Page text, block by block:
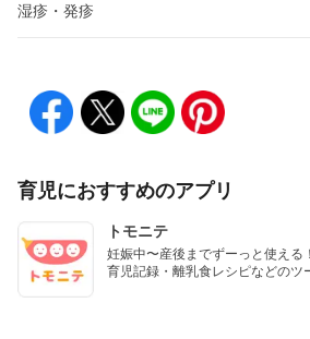
湿疹・発疹
育児におすすめのアプリ
トモニテ
妊娠中〜産後までずーっと使える！
育児記録・離乳食レシピなどのツ